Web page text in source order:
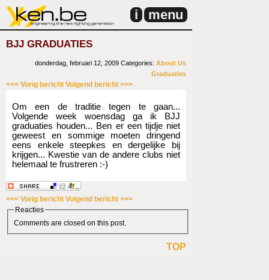
i menu
BJJ GRADUATIES
donderdag, februari 12, 2009 Categories: About Us
Graduaties
<<< Vorig bericht Volgend bericht >>>
Om een de traditie tegen te gaan...
Volgende week woensdag ga ik BJJ
graduaties houden... Ben er een tijdje niet
geweest en sommige moeten dringend
eens enkele steepkes en dergelijke bij
krijgen... Kwestie van de andere clubs niet
helemaal te frustreren :-)
<<< Vorig bericht Volgend bericht >>>
Reacties
Comments are closed on this post.
TOP